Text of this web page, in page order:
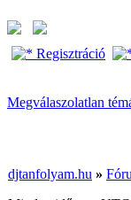
Regisztráció
Megválaszolatlan
djtanfolyam.hu »